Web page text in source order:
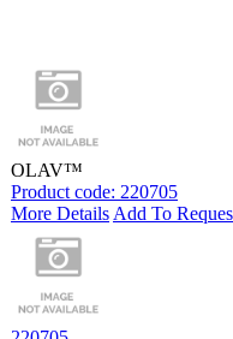
OLAV™
Product code: 220705
More Details Add To